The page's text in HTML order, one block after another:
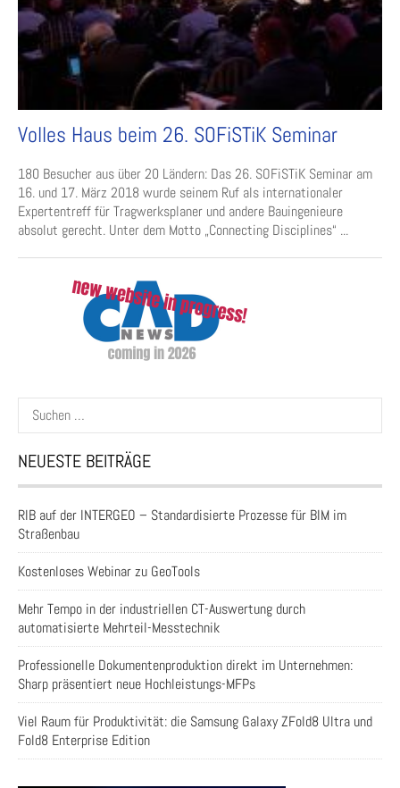
Volles Haus beim 26. SOFiSTiK Seminar
180 Besucher aus über 20 Ländern: Das 26. SOFiSTiK Seminar am
16. und 17. März 2018 wurde seinem Ruf als internationaler
Expertentreff für Tragwerksplaner und andere Bauingenieure
absolut gerecht. Unter dem Motto „Connecting Disciplines“ ...
Suchen
nach:
NEUESTE BEITRÄGE
RIB auf der INTERGEO – Standardisierte Prozesse für BIM im
Straßenbau
Kostenloses Webinar zu GeoTools
Mehr Tempo in der industriellen CT-Auswertung durch
automatisierte Mehrteil-Messtechnik
Professionelle Dokumentenproduktion direkt im Unternehmen:
Sharp präsentiert neue Hochleistungs-MFPs
Viel Raum für Produktivität: die Samsung Galaxy ZFold8 Ultra und
Fold8 Enterprise Edition